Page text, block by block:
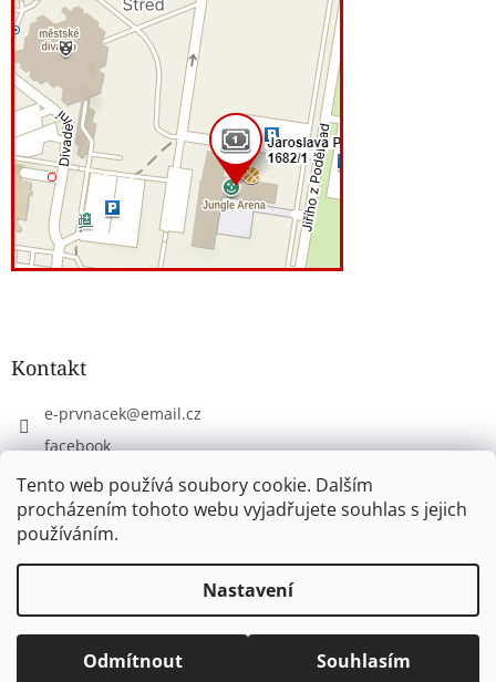
Tento web používá soubory cookie. Dalším
procházením tohoto webu vyjadřujete souhlas s jejich
používáním.
Nastavení
Odmítnout Souhlasím
Kontakt
e-prvnacek@email.cz
facebook
eprvnacek
Copyright 2026www.e-prvnacek.cz. Všechna práva